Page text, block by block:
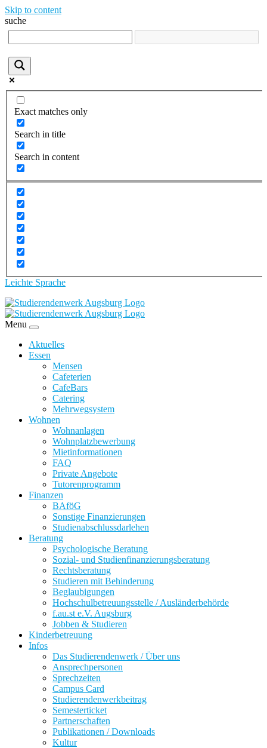
Skip to content
suche
Exact matches only
Search in title
Search in content
Leichte Sprache
Menu
Aktuelles
Essen
Mensen
Cafeterien
CafeBars
Catering
Mehrwegsystem
Wohnen
Wohnanlagen
Wohnplatzbewerbung
Mietinformationen
FAQ
Private Angebote
Tutorenprogramm
Finanzen
BAföG
Sonstige Finanzierungen
Studienabschlussdarlehen
Beratung
Psychologische Beratung
Sozial- und Studienfinanzierungsberatung
Rechtsberatung
Studieren mit Behinderung
Beglaubigungen
Hochschulbetreuungsstelle / Ausländerbehörde
f.au.st e.V. Augsburg
Jobben & Studieren
Kinderbetreuung
Infos
Das Studierendenwerk / Über uns
Ansprechpersonen
Sprechzeiten
Campus Card
Studierendenwerkbeitrag
Semesterticket
Partnerschaften
Publikationen / Downloads
Kultur